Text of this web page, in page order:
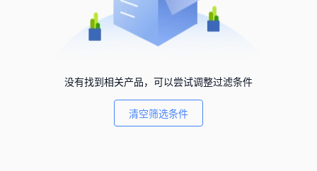
没有找到相关产品，可以尝试调整过滤条件
清空筛选条件